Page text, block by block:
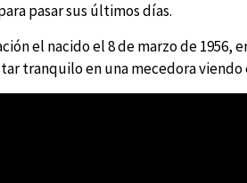
pasar sus últimos días.
el nacido el 8 de marzo de
tranquilo en una mecedora viendo